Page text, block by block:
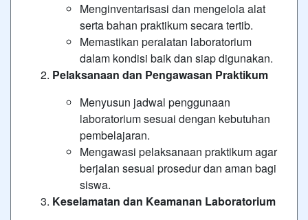
Menginventarisasi dan mengelola alat
serta bahan praktikum secara tertib.
Memastikan peralatan laboratorium
dalam kondisi baik dan siap digunakan.
Pelaksanaan dan Pengawasan Praktikum
Menyusun jadwal penggunaan
laboratorium sesuai dengan kebutuhan
pembelajaran.
Mengawasi pelaksanaan praktikum agar
berjalan sesuai prosedur dan aman bagi
siswa.
Keselamatan dan Keamanan Laboratorium